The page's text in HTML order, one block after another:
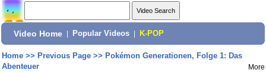
Video Home Popular Videos K-POP
Home>> Previous Page>> Pokémon Generationen, Folge 1: Das
Abenteuer
More